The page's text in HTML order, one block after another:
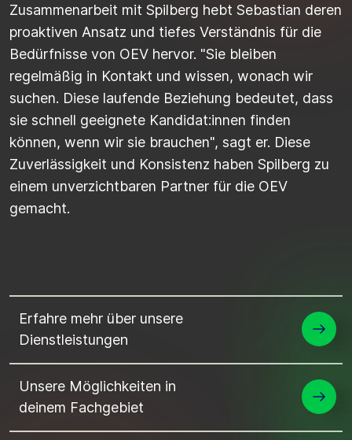
Zusammenarbeit mit Spilberg hebt Sebastian deren
proaktiven Ansatz und tiefes Verständnis für die
Bedürfnisse von OEV hervor. "Sie bleiben
regelmäßig in Kontakt und wissen, wonach wir
suchen. Diese laufende Beziehung bedeutet, dass
sie schnell geeignete Kandidat:innen finden
können, wenn wir sie brauchen", sagt er. Diese
Zuverlässigkeit und Konsistenz haben Spilberg zu
einem unverzichtbaren Partner für die OEV
gemacht.
Erfahre mehr über unsere
Dienstleistungen
Unsere Möglichkeiten in
deinem Fachgebiet